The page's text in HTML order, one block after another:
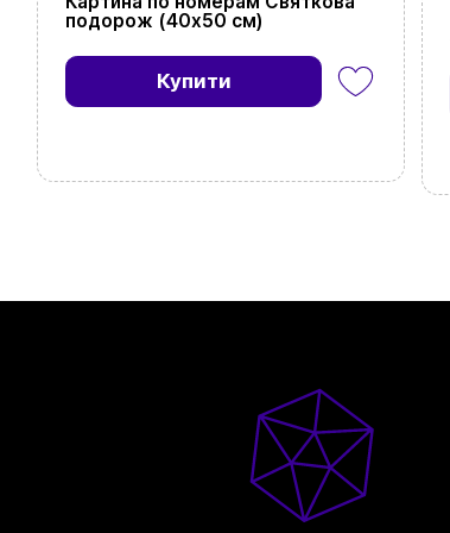
подорож (40х50 см)
Купити